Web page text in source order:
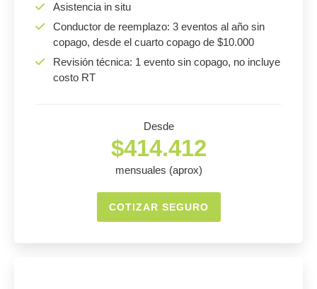
Asistencia in situ
Conductor de reemplazo: 3 eventos al año sin
copago, desde el cuarto copago de $10.000
Revisión técnica: 1 evento sin copago, no incluye
costo RT
Desde
$414.412
mensuales (aprox)
COTIZAR SEGURO